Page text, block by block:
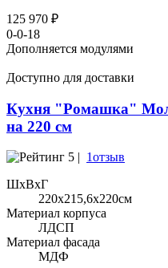
125 970 ₽
0-0-18
Дополняется модулями
Доступно для доставки
Кухня "Ромашка"
на 220 см
5 | 1отзыв
ШхВхГ
220x215,6х220см
Материал корпуса
ЛДСП
Материал фасада
МДФ